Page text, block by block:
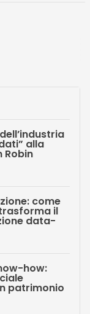
alla
come
il
data-
how:
patrimonio